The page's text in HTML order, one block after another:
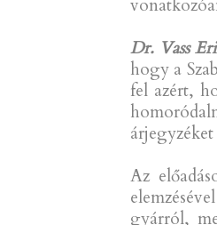
Dr. Vass
hogy a
fel azért,
Az
gyárról,